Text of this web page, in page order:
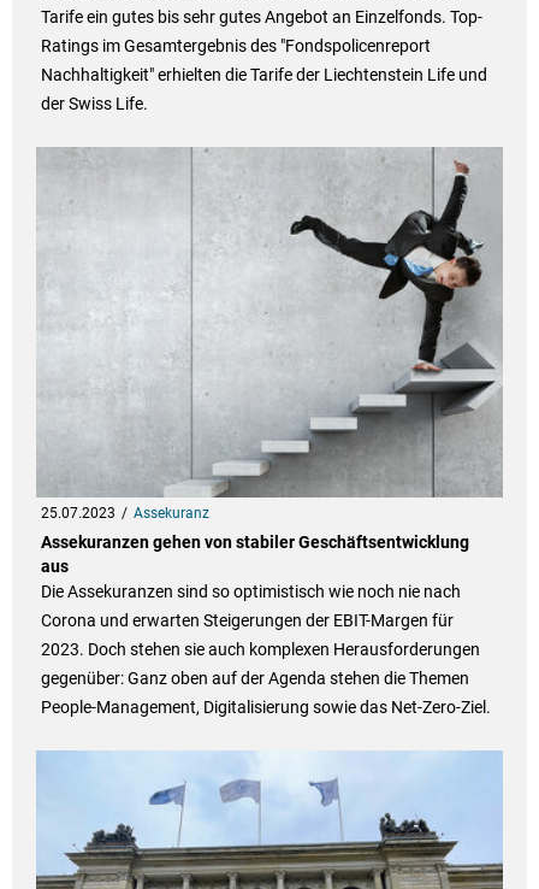
Tarife ein gutes bis sehr gutes Angebot an Einzelfonds. Top-
Ratings im Gesamtergebnis des "Fondspolicenreport
Nachhaltigkeit" erhielten die Tarife der Liechtenstein Life und
der Swiss Life.
25.07.2023 Assekuranz
Assekuranzen gehen von stabiler Geschäftsentwicklung
aus
Die Assekuranzen sind so optimistisch wie noch nie nach
Corona und erwarten Steigerungen der EBIT-Margen für
2023. Doch stehen sie auch komplexen Herausforderungen
gegenüber: Ganz oben auf der Agenda stehen die Themen
People-Management, Digitalisierung sowie das Net-Zero-Ziel.